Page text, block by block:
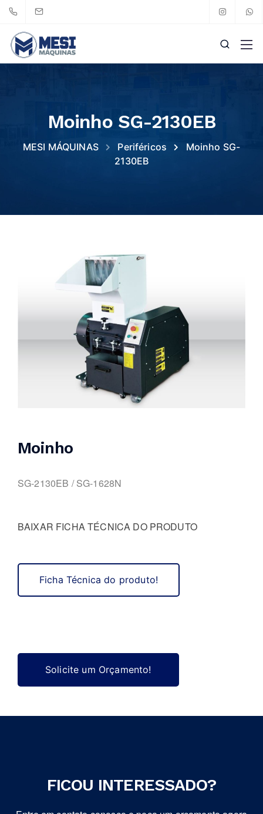
Moinho SG-2130EB
MESI MÁQUINAS Periféricos
Moinho SG-
2130EB
Moinho
SG-2130EB / SG-1628N
BAIXAR FICHA TÉCNICA DO PRODUTO
Ficha Técnica do produto!
Solicite um Orçamento!
FICOU INTERESSADO?